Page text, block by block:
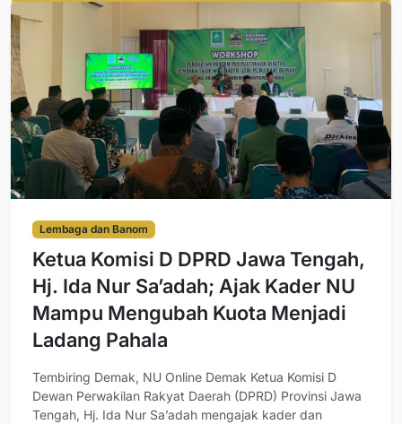
Lembaga dan Banom
Ketua Komisi D DPRD Jawa Tengah,
Hj. Ida Nur Sa’adah; Ajak Kader NU
Mampu Mengubah Kuota Menjadi
Ladang Pahala
Tembiring Demak, NU Online Demak Ketua Komisi D
Dewan Perwakilan Rakyat Daerah (DPRD) Provinsi Jawa
Tengah, Hj. Ida Nur Sa’adah mengajak kader dan